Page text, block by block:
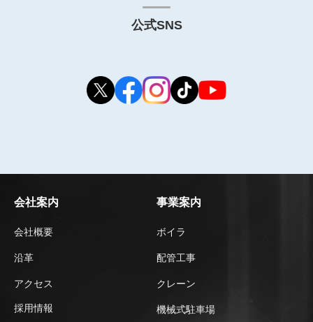
公式SNS
会社案内
会社概要
沿革
アクセス
採用情報
事業案内
ボイラ
配管工事
クレーン
機械式駐車場